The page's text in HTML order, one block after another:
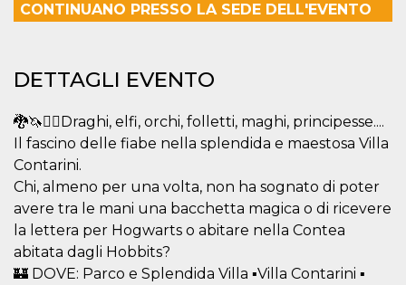
CONTINUANO PRESSO LA SEDE DELL'EVENTO
DETTAGLI EVENTO
🐉🦄🧙‍♂️Draghi, elfi, orchi, folletti, maghi, principesse....
Il fascino delle fiabe nella splendida e maestosa Villa
Contarini.
Chi, almeno per una volta, non ha sognato di poter
avere tra le mani una bacchetta magica o di ricevere
la lettera per Hogwarts o abitare nella Contea
abitata dagli Hobbits?
🏰 DOVE: Parco e Splendida Villa ▪️Villa Contarini ▪️
elaborazione
dei pagamenti,
veloci.
CookieScriptConsent
CookieScript
oooh.events
4
settimane
Questo cookie
viene utilizzato
Script.com per
ricordare le
preferenze di
consenso sui
cookie dei
necessario che il
banner dei